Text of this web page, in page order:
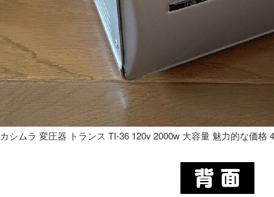
カシムラ 変圧器 トランス TI-36 120v 2000w 大容量 魅力的な価格